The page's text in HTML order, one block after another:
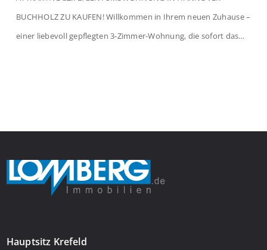
BUCHHOLZ ZU KAUFEN! Willkommen in Ihrem neuen Zuhause –
einer liebevoll gepflegten 3-Zimmer-Wohnung, die sofort das
Hauptsitz Krefeld